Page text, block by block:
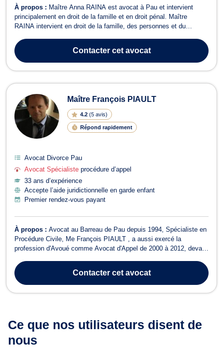
À propos : Maître Anna RAINA est avocat à Pau et intervient
principalement en droit de la famille et en droit pénal. Maître
RAINA intervient en droit de la famille, des personnes et du
de divorce (contentieux ou à l'amiable), de séparation, d'adoption,
droits des gr...
Contactercet avocat
Maître François PIAULT
4.2 (5 avis)
Répond rapidement
Avocat Divorce Pau
Avocat Spécialiste procédure d’appel
33 ans d’expérience
Accepte l’aide juridictionnelle en garde enfant
Premier rendez-vous payant
À propos : Avocat au Barreau de Pau depuis 1994, Spécialiste en
Procédure Civile, Me François PIAULT , a aussi exercé la
profession d'Avoué comme Avocat d'Appel de 2000 à 2012, devant
aujourd'hui particulièrement compétent en procédure d'appel et plus
généralement en proc...Contactercet avocat
Ce que nos utilisateurs disent de
nous